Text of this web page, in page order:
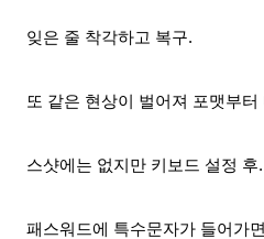
잊은 줄 착각하고 복구.
또 같은 현상이 벌어져 포맷부터
스샷에는 없지만 키보드 설정 후.
패스워드에 특수문자가 들어가면